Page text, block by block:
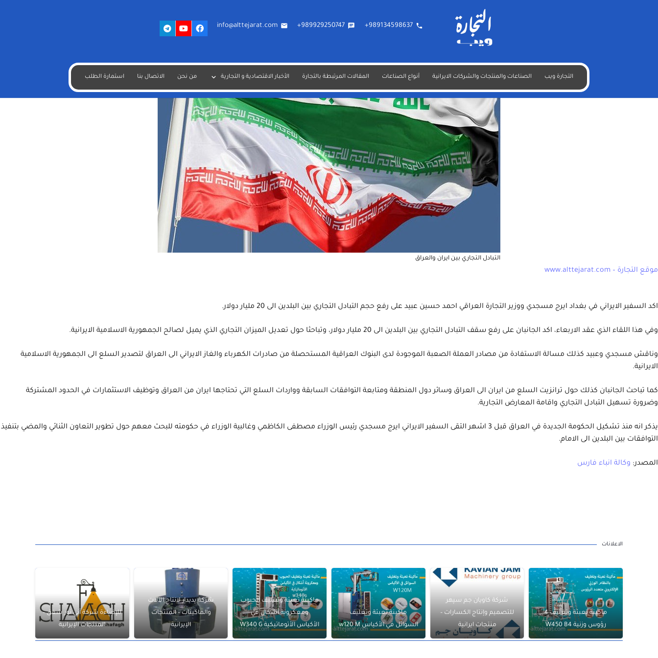
phone
989134598637+
chat
989929250747+
email
info@alttejarat.com
التجارة ويب الصناعات والمنتجات والشركات الايرانية أنواع الصناعات المقالات المرتبطة بالتجارة الأخبار الاقتصادية و التجارية من نحن الاتصال بنا استمارة الطلب
التبادل التجاري بين ايران والعراق
موقع التجارة – www.alttejarat.com
اكد السفير الايراني في بغداد ايرج مسجدي ووزير التجارة العراقي احمد حسين عبيد على رفع حجم التبادل التجاري بين البلدين الى 20 مليار دولار.
وفي هذا اللقاء الذي عقد الاربعاء، اكد الجانبان على رفع سقف التبادل التجاري بين البلدين الى 20 مليار دولار، وتباحثا حول تعديل الميزان التجاري الذي يميل لصالح الجمهورية الاسلامية الايرانية.
وناقش مسجدي وعبيد كذلك مسالة الاستفادة من مصادر العملة الصعبة الموجودة لدى البنوك العراقية المستحصلة من صادرات الكهرباء والغاز الايراني الى العراق لتصدير السلع الى الجمهورية الاسلامية
الايرانية.
كما تباحث الجانبان كذلك حول ترانزيت السلع من ايران الى العراق وسائر دول المنطقة ومتابعة التوافقات السابقة وواردات السلع التي تحتاجها ايران من العراق وتوظيف الاستثمارات في الحدود المشتركة
وضرورة تسهيل التبادل التجاري واقامة المعارض التجارية.
يذكر انه منذ تشكيل الحكومة الجديدة في العراق قبل 3 اشهر التقى السفير الايراني ايرج مسجدي رئيس الوزراء مصطفى الكاظمي وغالبية الوزراء في حكومته للبحث معهم حول تطوير التعاون الثنائي والمضي بتنفيذ
التوافقات بين البلدين الى الامام.
المصدر: وكالة انباء فارس
الاعلانات
ماكينة تعبئة وتغليف 4
رؤوس وزنية W450 B4
شركة كاويان جم سپهر
للتصميم وإنتاج الكسارات –
منتجات ايرانية
ماكينة تعبئة وتغليف
السوائل في الأكياس w120 M
ماكينة تعبئة وتغليف الحبوب
ومعكرونة أشكال في
الأكياس الأتوماتيكية W340 G
شركة پديدار لانتاج الآلات
والماكينات – المنتجات
الإيرانية
للإضاءة شركة آني نور شفق –
المنتجات الإيرانية